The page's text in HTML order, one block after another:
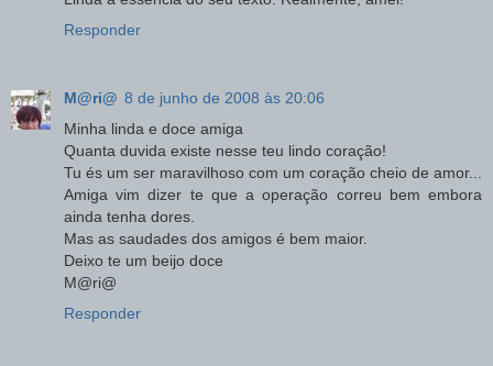
Responder
M@ri@ 8 de junho de 2008 às 20:06
Minha linda e doce amiga
Quanta duvida existe nesse teu lindo coração!
Tu és um ser maravilhoso com um coração cheio de amor...
Amiga vim dizer te que a operação correu bem embora
ainda tenha dores.
Mas as saudades dos amigos é bem maior.
Deixo te um beijo doce
M@ri@
Responder